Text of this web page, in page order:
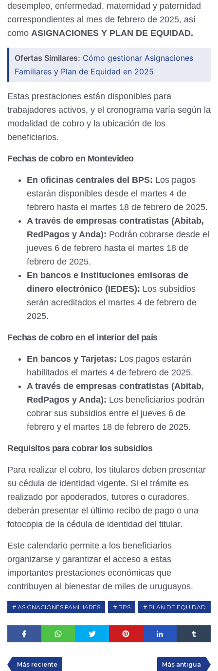
desempleo, enfermedad, maternidad y paternidad
correspondientes al mes de febrero de 2025, así
como ASIGNACIONES Y PLAN DE EQUIDAD.
Ofertas Similares: Cómo gestionar Asignaciones
Familiares y Plan de Equidad en 2025
Estas prestaciones están disponibles para
trabajadores activos, y el cronograma varía según la
modalidad de cobro y la ubicación de los
beneficiarios.
Fechas de cobro en Montevideo
En oficinas centrales del BPS: Los pagos
estarán disponibles desde el martes 4 de
febrero hasta el martes 18 de febrero de 2025.
A través de empresas contratistas (Abitab,
RedPagos y Anda): Podrán cobrarse desde el
jueves 6 de febrero hasta el martes 18 de
febrero de 2025.
En bancos e instituciones emisoras de
dinero electrónico (IEDES): Los subsidios
serán acreditados el martes 4 de febrero de
2025.
Fechas de cobro en el interior del país
En bancos y Tarjetas: Los pagos estarán
habilitados el martes 4 de febrero de 2025.
A través de empresas contratistas (Abitab,
RedPagos y Anda): Los beneficiarios podrán
cobrar sus subsidios entre el jueves 6 de
febrero y el martes 18 de febrero de 2025.
Requisitos para cobrar los subsidios
Para realizar el cobro, los titulares deben presentar
su cédula de identidad vigente. Si el trámite es
realizado por apoderados, tutores o curadores,
deberán presentar el último recibo de pago o una
fotocopia de la cédula de identidad del titular.
Este calendario permite a los beneficiarios
organizarse y garantizar el acceso a estas
importantes prestaciones económicas que
contribuyen al bienestar de miles de uruguayos.
ASIGNACIONES FAMILIARES BPS PLAN DE EQUIDAD
Más reciente Más antigua